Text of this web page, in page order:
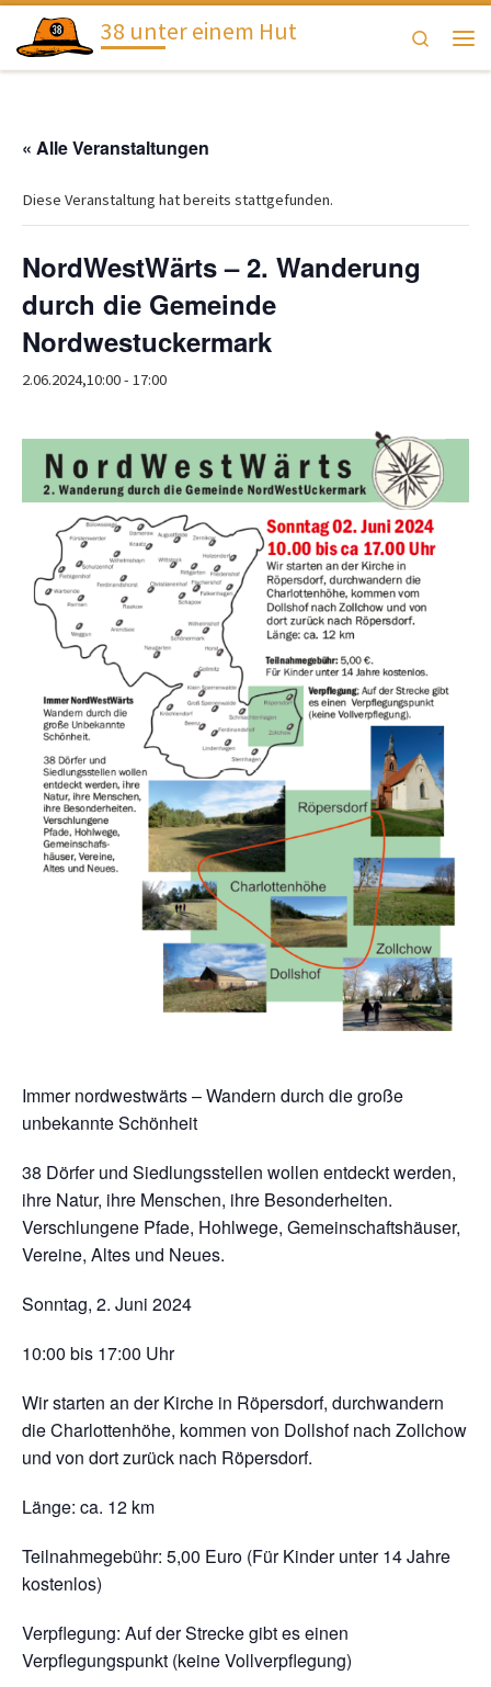
Zum Inhalt springen38 unter einem Hut
Search
« Alle Veranstaltungen
Diese Veranstaltung hat bereits stattgefunden.
NordWestWärts – 2. Wanderung
durch die Gemeinde
Nordwestuckermark
2.06.2024,10:00- 17:00
Immer nordwestwärts – Wandern durch die große
unbekannte Schönheit
38 Dörfer und Siedlungsstellen wollen entdeckt werden,
ihre Natur, ihre Menschen, ihre Besonderheiten.
Verschlungene Pfade, Hohlwege, Gemeinschaftshäuser,
Vereine, Altes und Neues.
Sonntag, 2. Juni 2024
10:00 bis 17:00 Uhr
Wir starten an der Kirche in Röpersdorf, durchwandern
die Charlottenhöhe, kommen von Dollshof nach Zollchow
und von dort zurück nach Röpersdorf.
Länge: ca. 12 km
Teilnahmegebühr: 5,00 Euro (Für Kinder unter 14 Jahre
kostenlos)
Verpflegung: Auf der Strecke gibt es einen
Verpflegungspunkt (keine Vollverpflegung)